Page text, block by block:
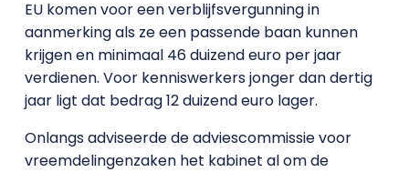
EU komen voor een verblijfsvergunning in
aanmerking als ze een passende baan kunnen
krijgen en minimaal 46 duizend euro per jaar
verdienen. Voor kenniswerkers jonger dan dertig
jaar ligt dat bedrag 12 duizend euro lager.
Onlangs adviseerde de adviescommissie voor
vreemdelingenzaken het kabinet al om de